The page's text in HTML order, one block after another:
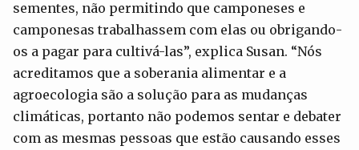
sementes, não permitindo que camponeses e
camponesas trabalhassem com elas ou obrigando-
os a pagar para cultivá-las”, explica Susan. “Nós
acreditamos que a soberania alimentar e a
agroecologia são a solução para as mudanças
climáticas, portanto não podemos sentar e debater
com as mesmas pessoas que estão causando esses